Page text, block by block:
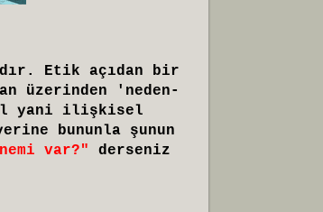
Etik açıdan bir
üzerinden 'neden-
yani ilişkisel
bununla şunun
var?" derseniz